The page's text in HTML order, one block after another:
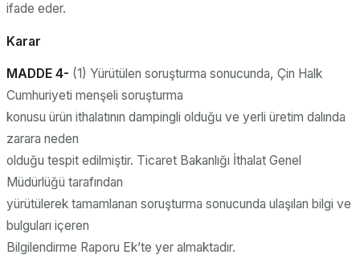
ifade eder.
Karar
MADDE 4- (1) Yürütülen soruşturma sonucunda, Çin Halk
Cumhuriyeti menşeli soruşturma
konusu ürün ithalatının dampingli olduğu ve yerli üretim dalında
zarara neden
olduğu tespit edilmiştir. Ticaret Bakanlığı İthalat Genel
Müdürlüğü tarafından
yürütülerek tamamlanan soruşturma sonucunda ulaşılan bilgi ve
bulguları içeren
Bilgilendirme Raporu Ek’te yer almaktadır.